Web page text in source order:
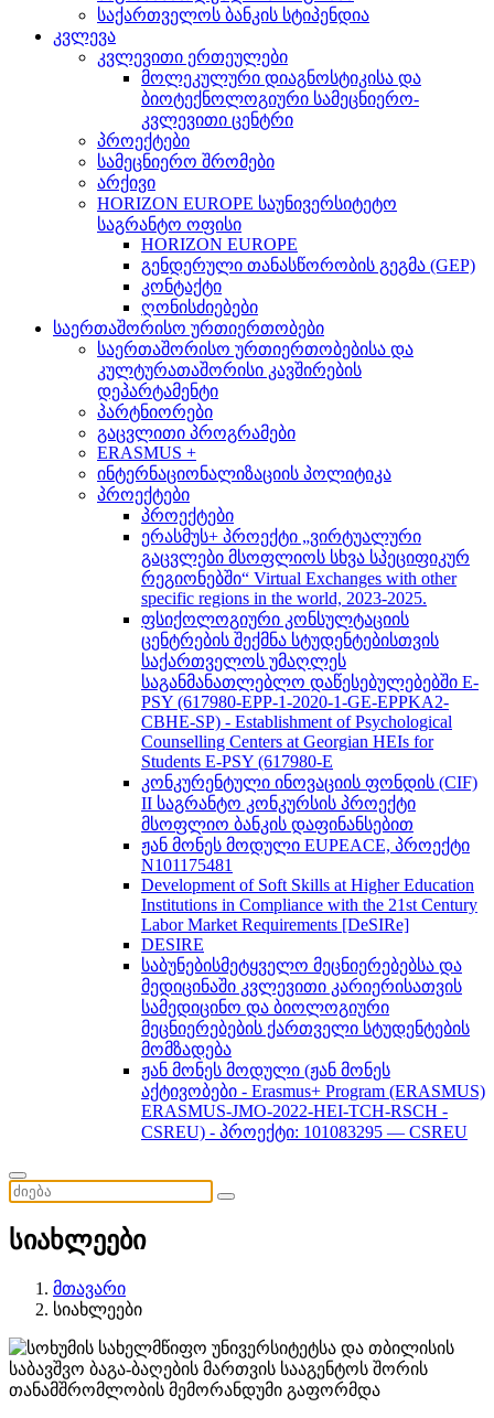
საქართველოს ბანკის სტიპენდია
კვლევა
კვლევითი ერთეულები
მოლეკულური დიაგნოსტიკისა და
ბიოტექნოლოგიური სამეცნიერო-
კვლევითი ცენტრი
პროექტები
სამეცნიერო შრომები
არქივი
HORIZON EUROPE საუნივერსიტეტო
საგრანტო ოფისი
HORIZON EUROPE
გენდერული თანასწორობის გეგმა (GEP)
კონტაქტი
ღონისძიებები
საერთაშორისო ურთიერთობები
საერთაშორისო ურთიერთობებისა და
კულტურათაშორისი კავშირების
დეპარტამენტი
პარტნიორები
გაცვლითი პროგრამები
ERASMUS +
ინტერნაციონალიზაციის პოლიტიკა
პროექტები
პროექტები
ერასმუს+ პროექტი „ვირტუალური
გაცვლები მსოფლიოს სხვა სპეციფიკურ
რეგიონებში“ Virtual Exchanges with other
specific regions in the world, 2023-2025.
ფსიქოლოგიური კონსულტაციის
ცენტრების შექმნა სტუდენტებისთვის
საქართველოს უმაღლეს
საგანმანათლებლო დაწესებულებებში E-
PSY (617980-EPP-1-2020-1-GE-EPPKA2-
CBHE-SP) - Establishment of Psychological
Counselling Centers at Georgian HEIs for
Students E-PSY (617980-E
კონკურენტული ინოვაციის ფონდის (CIF)
II საგრანტო კონკურსის პროექტი
მსოფლიო ბანკის დაფინანსებით
ჟან მონეს მოდული EUPEACE, პროექტი
N101175481
Development of Soft Skills at Higher Education
Institutions in Compliance with the 21st Century
Labor Market Requirements [DeSIRe]
DESIRE
საბუნებისმეტყველო მეცნიერებებსა და
მედიცინაში კვლევითი კარიერისათვის
სამედიცინო და ბიოლოგიური
მეცნიერებების ქართველი სტუდენტების
მომზადება
ჟან მონეს მოდული (ჟან მონეს
აქტივობები - Erasmus+ Program (ERASMUS)
ERASMUS-JMO-2022-HEI-TCH-RSCH -
CSREU) - პროექტი: 101083295 — CSREU
სიახლეები
მთავარი
სიახლეები